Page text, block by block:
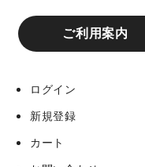
ご利用案内
ログイン
新規登録
カート